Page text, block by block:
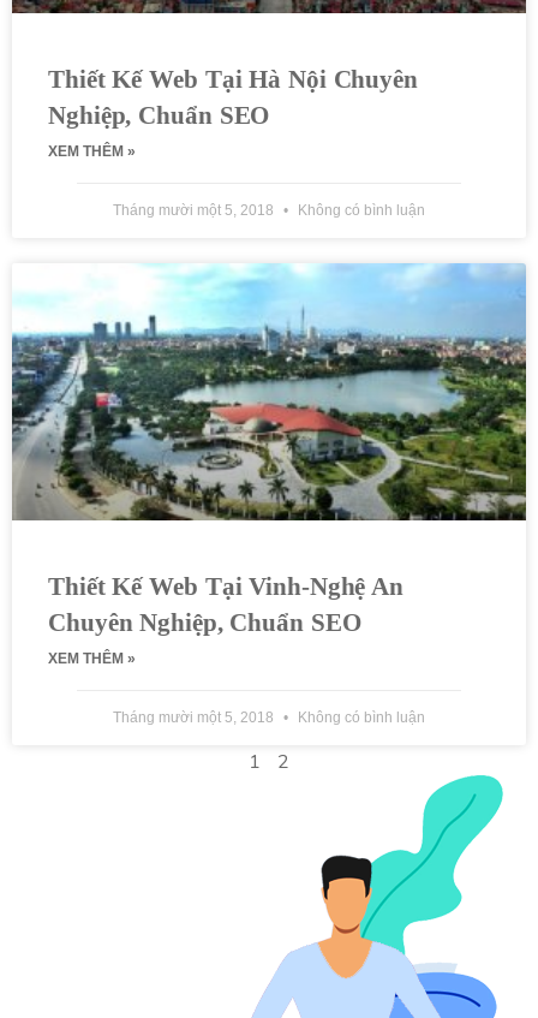
Thiết Kế Web Tại Hà Nội Chuyên
Nghiệp, Chuẩn SEO
XEM THÊM »
Tháng mười một 5, 2018 Không có bình luận
Thiết Kế Web Tại Vinh-Nghệ An
Chuyên Nghiệp, Chuẩn SEO
XEM THÊM »
Tháng mười một 5, 2018 Không có bình luận
1 2